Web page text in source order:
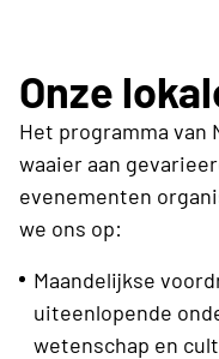
Onze
Het programma van
waaier aan
evenementen
we ons op:
Maandelijkse
uiteenlopende
wetenschap en